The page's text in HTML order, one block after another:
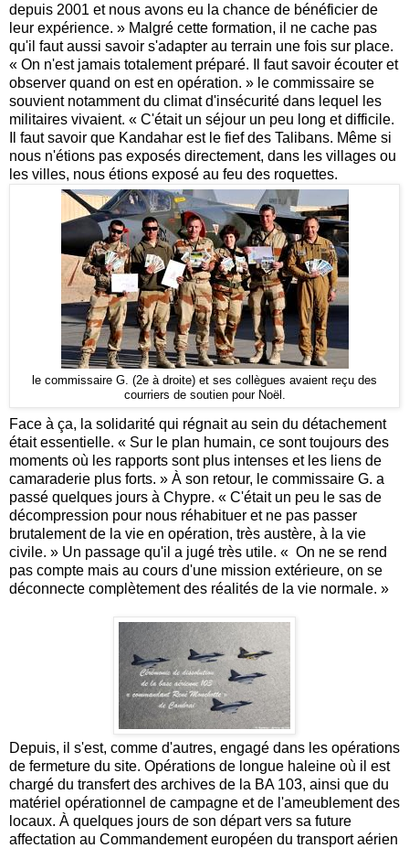
depuis 2001 et nous avons eu la chance de bénéficier de
leur expérience. » Malgré cette formation, il ne cache pas
qu'il faut aussi savoir s'adapter au terrain une fois sur place.
« On n'est jamais totalement préparé. Il faut savoir écouter et
observer quand on est en opération. » le commissaire se
souvient notamment du climat d'insécurité dans lequel les
militaires vivaient. « C'était un séjour un peu long et difficile.
Il faut savoir que Kandahar est le fief des Talibans. Même si
nous n'étions pas exposés directement, dans les villages ou
les villes, nous étions exposé au feu des roquettes.
le commissaire G. (2e à droite) et ses collègues avaient reçu des
courriers de soutien pour Noël.
Face à ça, la solidarité qui régnait au sein du détachement
était essentielle. « Sur le plan humain, ce sont toujours des
moments où les rapports sont plus intenses et les liens de
camaraderie plus forts. » À son retour, le commissaire G. a
passé quelques jours à Chypre. « C'était un peu le sas de
décompression pour nous réhabituer et ne pas passer
brutalement de la vie en opération, très austère, à la vie
civile. » Un passage qu'il a jugé très utile. « On ne se rend
pas compte mais au cours d'une mission extérieure, on se
déconnecte complètement des réalités de la vie normale. »
Depuis, il s'est, comme d'autres, engagé dans les opérations
de fermeture du site. Opérations de longue haleine où il est
chargé du transfert des archives de la BA 103, ainsi que du
matériel opérationnel de campagne et de l'ameublement des
locaux. À quelques jours de son départ vers sa future
affectation au Commandement européen du transport aérien